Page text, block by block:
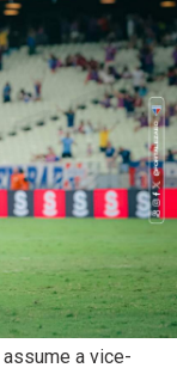
a vice-